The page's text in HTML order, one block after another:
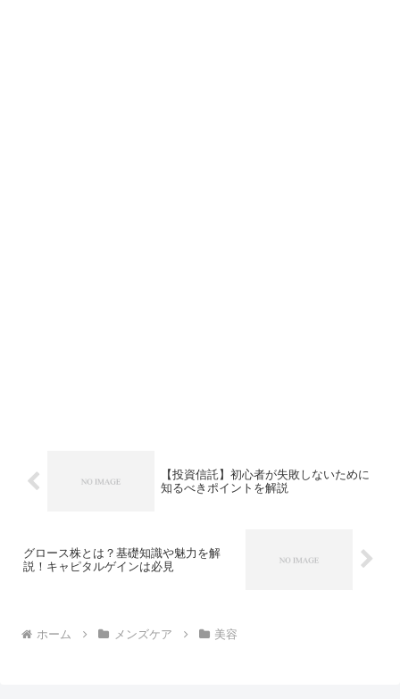
【投資信託】初心者が失敗しないために
知るべきポイントを解説
グロース株とは？基礎知識や魅力を解
説！キャピタルゲインは必見
ホーム メンズケア 美容